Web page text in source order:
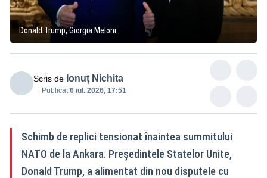
Donald Trump, Giorgia Meloni
Scris de Ionuț Nichita
Publicat:6 iul. 2026, 17:51
Schimb de replici tensionat înaintea summitului
NATO de la Ankara. Președintele Statelor Unite,
Donald Trump, a alimentat din nou disputele cu